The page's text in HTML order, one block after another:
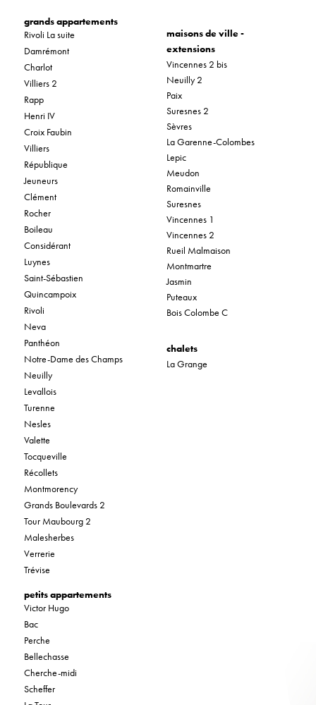
grands appartements
Rivoli La suite
Damrémont
Charlot
Villiers 2
Rapp
Henri IV
Croix Faubin
Villiers
République
Jeuneurs
Clément
Rocher
Boileau
Considérant
Luynes
Saint-Sébastien
Quincampoix
Rivoli
Neva
Panthéon
Notre-Dame des Champs
Neuilly
Levallois
Turenne
Nesles
Valette
Tocqueville
Récollets
Montmorency
Grands Boulevards 2
Tour Maubourg 2
Malesherbes
Verrerie
Trévise
petits appartements
Victor Hugo
Bac
Perche
Bellechasse
Cherche-midi
Scheffer
maisons de ville -
extensions
Vincennes 2 bis
Neuilly 2
Paix
Suresnes 2
Sèvres
La Garenne-Colombes
Lepic
Meudon
Romainville
Suresnes
Vincennes 1
Vincennes 2
Rueil Malmaison
Montmartre
Jasmin
Puteaux
Bois Colombe C
chalets
La Grange